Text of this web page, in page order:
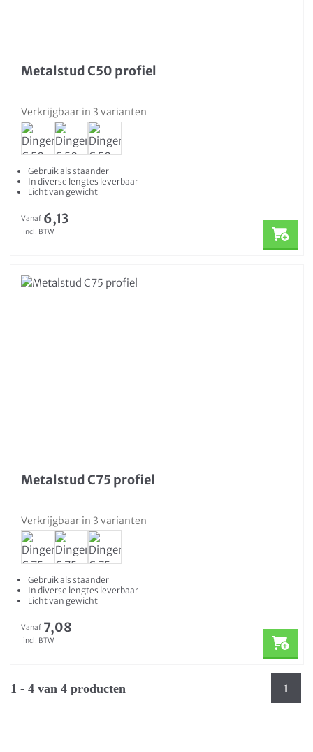
Metalstud C50 profiel
Verkrijgbaar in 3 varianten
Gebruik als staander
In diverse lengtes leverbaar
Licht van gewicht
Vanaf 6,13
incl. BTW
Metalstud C75 profiel
Verkrijgbaar in 3 varianten
Gebruik als staander
In diverse lengtes leverbaar
Licht van gewicht
Vanaf 7,08
incl. BTW
1 - 4 van 4 producten 1